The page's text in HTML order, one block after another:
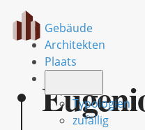
Gebäude
Architekten
Plaats
Typologien
zufällig